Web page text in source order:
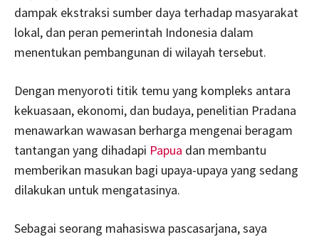
dampak ekstraksi sumber daya terhadap masyarakat
lokal, dan peran pemerintah Indonesia dalam
menentukan pembangunan di wilayah tersebut.
Dengan menyoroti titik temu yang kompleks antara
kekuasaan, ekonomi, dan budaya, penelitian Pradana
menawarkan wawasan berharga mengenai beragam
tantangan yang dihadapi Papua dan membantu
memberikan masukan bagi upaya-upaya yang sedang
dilakukan untuk mengatasinya.
Sebagai seorang mahasiswa pascasarjana, saya